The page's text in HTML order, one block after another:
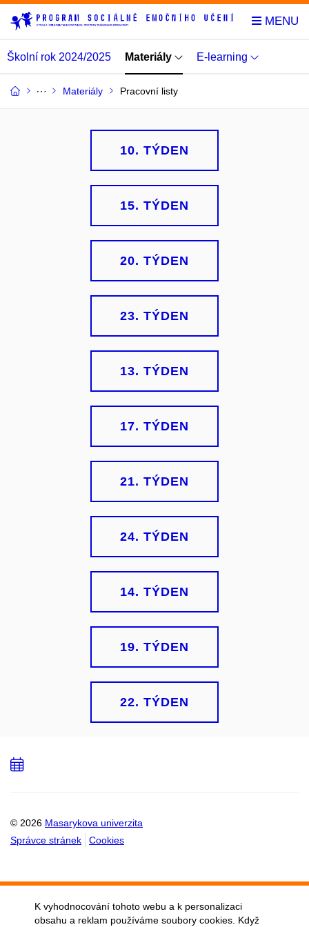
Školní rok 2024/2025 Materiály E-learning
Materiály Pracovní listy
10. TÝDEN
15. TÝDEN
20. TÝDEN
23. TÝDEN
13. TÝDEN
17. TÝDEN
21. TÝDEN
24. TÝDEN
14. TÝDEN
19. TÝDEN
22. TÝDEN
© 2026 Masarykova univerzita
Správce stránek
Cookies
Přidat
K vyhodnocování tohoto webu a k personalizaci
obsahu a reklam používáme soubory cookies. Když